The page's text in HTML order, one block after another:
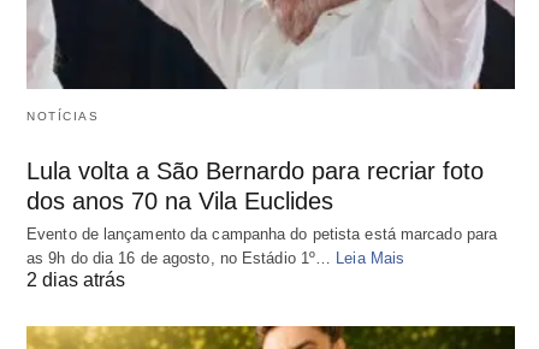
NOTÍCIAS
Lula volta a São Bernardo para recriar foto
dos anos 70 na Vila Euclides
Evento de lançamento da campanha do petista está marcado para
as 9h do dia 16 de agosto, no Estádio 1º…
Leia Mais
2 dias atrás